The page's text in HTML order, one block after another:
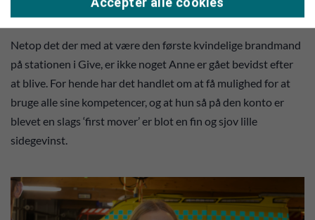
Gives første kvindelige brandmand.
Netop det der med at være den første kvindelige brandmand
på stationen i Give, er ikke noget Anne er gået bevidst efter
at blive. For hende har det handlet om at få mulighed for at
bruge alle sine kompetencer, og at hun så på den konto er
blevet en slags ‘first mover’ er blot en fin og sjov lille
sidegevinst.